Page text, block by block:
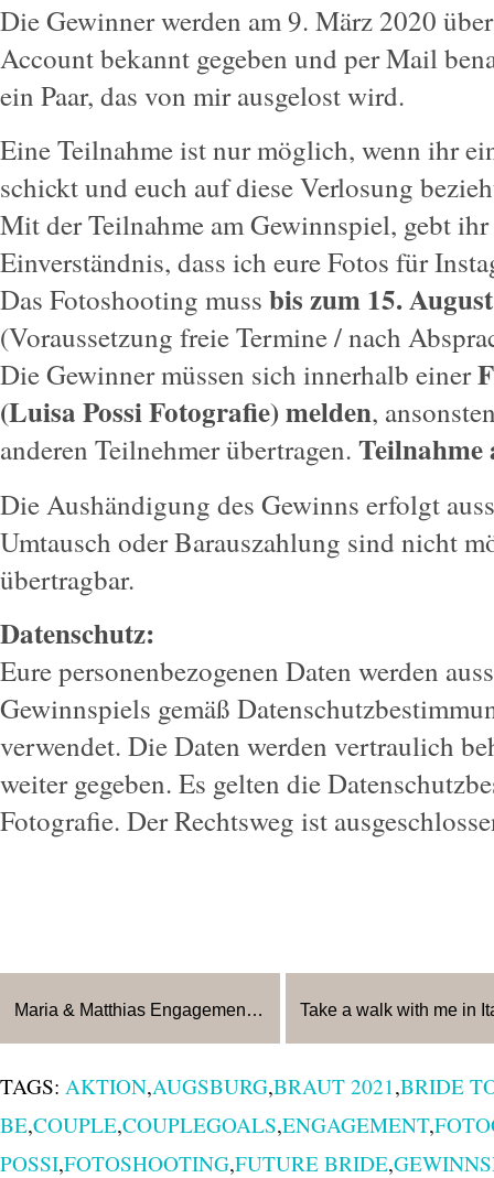
Die Gewinner werden am 9. März 2020
Account bekannt gegeben und per Mail
ein Paar, das von mir ausgelost wird.
Eine Teilnahme ist nur möglich, wenn ihr
schickt und euch auf diese Verlosung
Mit der Teilnahme am Gewinnspiel, gebt
Einverständnis, dass ich eure Fotos für
Das Fotoshooting muss bis zum 15.
(Voraussetzung freie Termine / nach
Die Gewinner müssen sich innerhalb einer
(Luisa Possi Fotografie) melden,
anderen Teilnehmer übertragen. Teilnahme
Die Aushändigung des Gewinns erfolgt
Umtausch oder Barauszahlung sind nicht
übertragbar.
Datenschutz:
Eure personenbezogenen Daten werden
Gewinnspiels gemäß
verwendet. Die Daten werden vertraulich
weiter gegeben. Es gelten die
Fotografie. Der Rechtsweg ist
Maria & Matthias Engagement Portrait-Shooting
Pärchenshooting. Zur Verlobung von
View full post »
Pause. Es war ziemlich stressig
View full post »
TAGS: AKTION,AUGSBURG,BRAUT 2021 ,BRIDE
BE,COUPLE,COUPLEGOALS,ENGAGEMENT,
POSSI,FOTOSHOOTING,FUTURE BRIDE,